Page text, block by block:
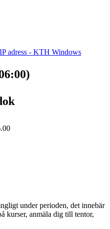
adress - KTH Windows
under perioden, det innebär
kurser, anmäla dig till tentor,